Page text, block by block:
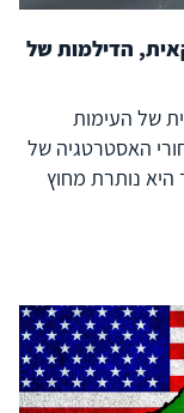
הדילמות של
של העימות
האסטרטגיה של
היא נותרת מחוץ